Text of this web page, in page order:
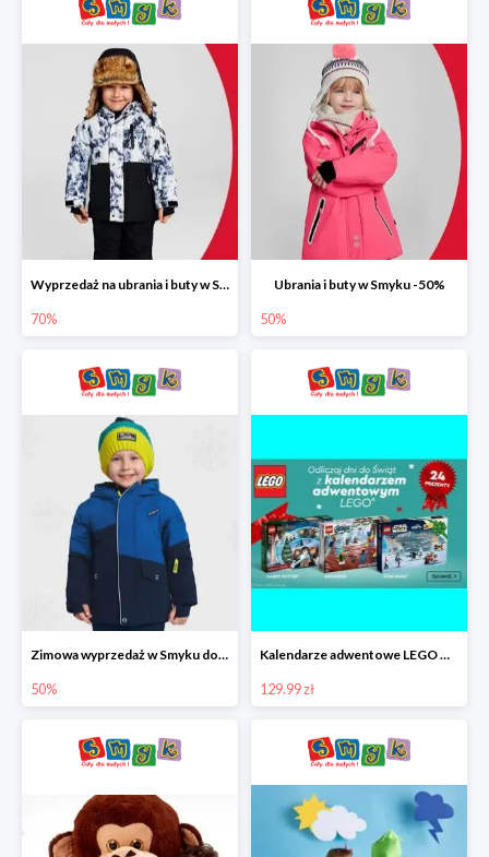
Wyprzedaż na ubrania i buty w Smyku do -70%
70%
Ubrania i buty w Smyku -50%
50%
Zimowa wyprzedaż w Smyku do -50%
50%
Kalendarze adwentowe LEGO w Smyku w super cenie
129.99 zł